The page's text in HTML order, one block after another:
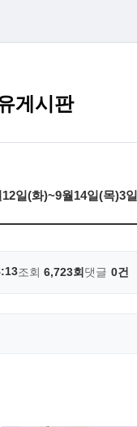
게시판
일(화)~9월14일(목)3
조회 6,723회 댓글 0건